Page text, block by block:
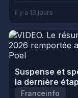
il y a 13 jours
Suspense et
la dernière
Franceinfo